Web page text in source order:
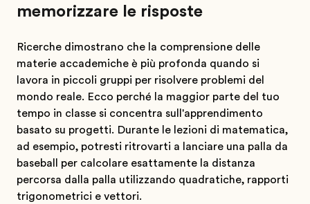
memorizzare le risposte
Ricerche dimostrano che la comprensione delle
materie accademiche è più profonda quando si
lavora in piccoli gruppi per risolvere problemi del
mondo reale. Ecco perché la maggior parte del tuo
tempo in classe si concentra sull'apprendimento
basato su progetti. Durante le lezioni di matematica,
ad esempio, potresti ritrovarti a lanciare una palla da
baseball per calcolare esattamente la distanza
percorsa dalla palla utilizzando quadratiche, rapporti
trigonometrici e vettori.